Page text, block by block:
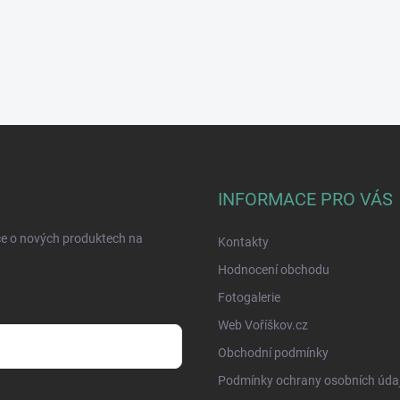
o nových produktech na
INFORMACE PRO VÁS
Kontakty
Hodnocení obchodu
Fotogalerie
Web Voříškov.cz
Obchodní podmínky
Podmínky ochrany osobních